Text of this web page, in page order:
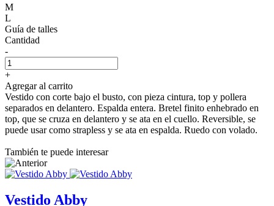
M
L
Guía de talles
Cantidad
-
+
Agregar al carrito
Vestido con corte bajo el busto, con pieza cintura, top y pollera
separados en delantero. Espalda entera. Bretel finito enhebrado en
top, que se cruza en delantero y se ata en el cuello. Reversible, se
puede usar como strapless y se ata en espalda. Ruedo con volado.
También te puede interesar
Vestido Abby